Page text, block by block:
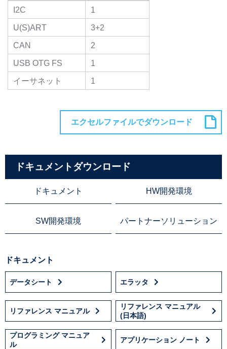
I2C
1
U(S)ART
3+2
CAN
2
USB OTG FS
1
イーサネット
1
ドキュメントダウンロード
ドキュメント HW開発環境
SW開発環境 パートナーソリューション
ドキュメント
データシート エラッタ
リファレンス マニュアル
リファレンス マニュアル
(日本語)
プログラミング マニュア
ル
アプリケーション ノート